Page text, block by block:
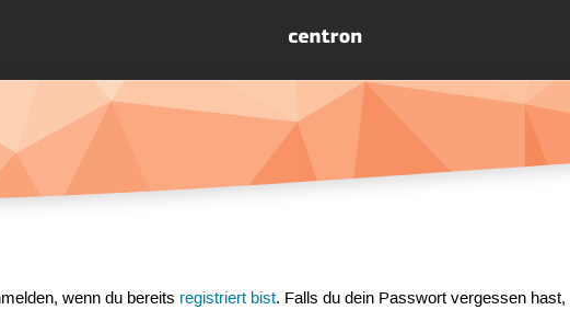
wenn du bereits registriert bist. Falls du dein Passwort vergessen